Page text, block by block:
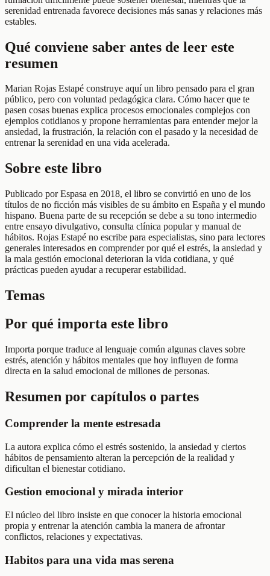
serenidad entrenada favorece decisiones más sanas y relaciones más
estables.
Qué conviene saber antes de leer este
resumen
Marian Rojas Estapé construye aquí un libro pensado para el gran
público, pero con voluntad pedagógica clara. Cómo hacer que te
pasen cosas buenas explica procesos emocionales complejos con
ejemplos cotidianos y propone herramientas para entender mejor la
ansiedad, la frustración, la relación con el pasado y la necesidad de
entrenar la serenidad en una vida acelerada.
Sobre este libro
Publicado por Espasa en 2018, el libro se convirtió en uno de los
títulos de no ficción más visibles de su ámbito en España y el mundo
hispano. Buena parte de su recepción se debe a su tono intermedio
entre ensayo divulgativo, consulta clínica popular y manual de
hábitos. Rojas Estapé no escribe para especialistas, sino para lectores
generales interesados en comprender por qué el estrés, la ansiedad y
la mala gestión emocional deterioran la vida cotidiana, y qué
prácticas pueden ayudar a recuperar estabilidad.
Temas
Por qué importa este libro
Importa porque traduce al lenguaje común algunas claves sobre
estrés, atención y hábitos mentales que hoy influyen de forma
directa en la salud emocional de millones de personas.
Resumen por capítulos o partes
Comprender la mente estresada
La autora explica cómo el estrés sostenido, la ansiedad y ciertos
hábitos de pensamiento alteran la percepción de la realidad y
dificultan el bienestar cotidiano.
Gestion emocional y mirada interior
El núcleo del libro insiste en que conocer la historia emocional
propia y entrenar la atención cambia la manera de afrontar
conflictos, relaciones y expectativas.
Habitos para una vida mas serena